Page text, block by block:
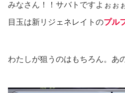
みなさん！！サバトですよぉぉ
目玉は新リジェネレイトのプル
わたしが狙うのはもちろん。あ